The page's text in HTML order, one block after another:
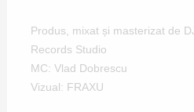
Produs, mixat și masterizat de
Records Studio
MC: Vlad Dobrescu
Vizual: FRAXU